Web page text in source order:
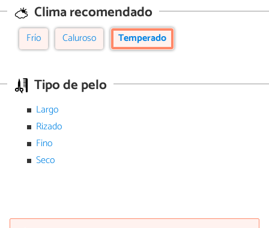
Clima recomendado
Frío Caluroso Temperado
Tipo de pelo
Largo
Rizado
Fino
Seco